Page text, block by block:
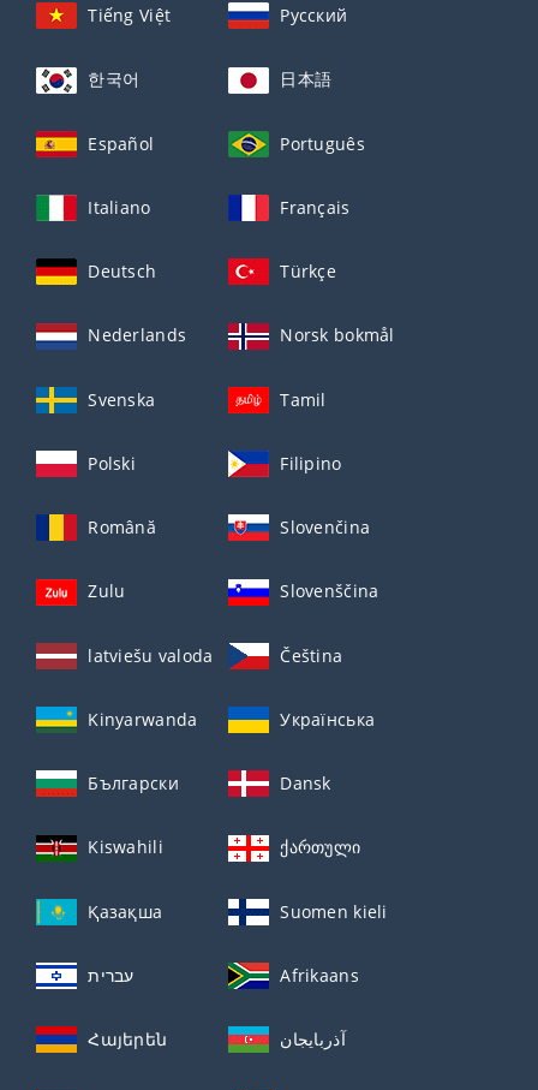
Tiếng Việt Русский
한국어 日本語
Español Português
Italiano Français
Deutsch Türkçe
Nederlands Norsk bokmål
Svenska Tamil
Polski Filipino
Română Slovenčina
Zulu Slovenščina
latviešu valoda Čeština
Kinyarwanda Українська
Български Dansk
Kiswahili ქართული
Қазақша Suomen kieli
עברית Afrikaans
Հայերեն آذربايجان